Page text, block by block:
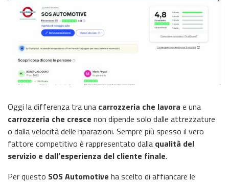
Oggi la differenza tra una carrozzeria che lavora e una
carrozzeria che cresce non dipende solo dalle attrezzature
o dalla velocità delle riparazioni. Sempre più spesso il vero
fattore competitivo è rappresentato dalla qualità del
servizio e dall’esperienza del cliente finale.
Per questo SOS Automotive ha scelto di affiancare le